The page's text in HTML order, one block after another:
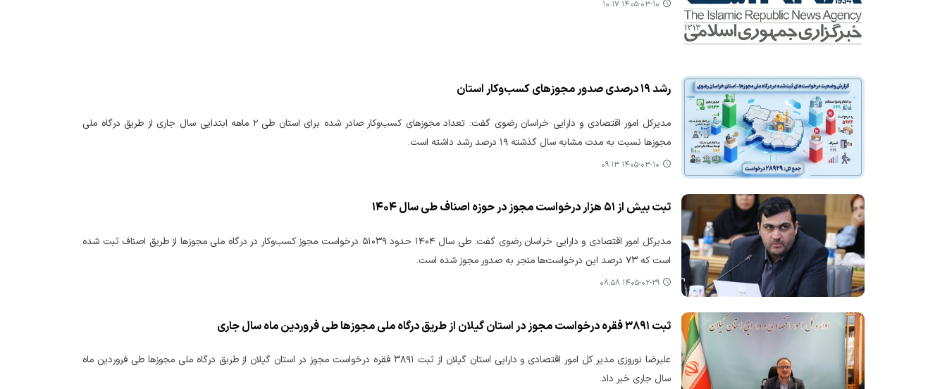
۱۴۰۵-۰۳-۱۰ ۱۰:۱۷
رشد ۱۹ درصدی صدور مجوزهای کسب‌وکار استان
مدیرکل امور اقتصادی و دارایی خراسان رضوی گفت: تعداد مجوزهای کسب‌وکار صادر شده برای استان طی ۲ ماهه ابتدایی سال جاری از طریق درگاه ملی
مجوزها نسبت به مدت مشابه سال گذشته ۱۹ درصد رشد داشته است.
۱۴۰۵-۰۳-۱۰ ۰۹:۱۳
ثبت بیش از ۵۱ هزار درخواست مجوز در حوزه اصناف طی سال ۱۴۰۴
مدیرکل امور اقتصادی و دارایی خراسان رضوی گفت: طی سال ۱۴۰۴ حدود ۵۱۰۳۹ درخواست مجوز کسب‌وکار در درگاه ملی مجوزها از طریق اصناف ثبت شده
است که ۷۳ درصد این درخواست‌ها منجر به صدور مجوز شده است.
۱۴۰۵-۰۲-۲۹ ۰۸:۵۸
ثبت ۳۸۹۱ فقره درخواست مجوز در استان گیلان از طریق درگاه ملی مجوزها طی فروردین ماه سال جاری
علیرضا نوروزی مدیر کل امور اقتصادی و دارایی استان گیلان از ثبت ۳۸۹۱ فقره درخواست مجوز در استان گیلان از طریق درگاه ملی مجوزها طی فروردین ماه
سال جاری خبر داد.